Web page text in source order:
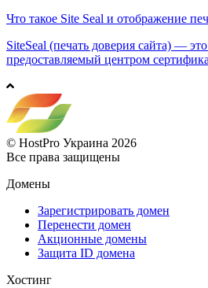
Что такое Site Seal и отображение
SiteSeal (печать доверия сайта) —
предоставляемый центром
© HostPro Украина 2026
Все права защищены
Домены
Зарегистрировать домен
Перенести домен
Акционные домены
Защита ID домена
Хостинг